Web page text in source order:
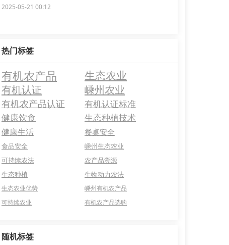
2025-05-21 00:12
热门标签
有机农产品 生态农业
有机认证 嵊州农业
有机农产品认证 有机认证标准
健康饮食 生态种植技术
健康生活 餐桌安全
食品安全
嵊州生态农业
可持续农法
农产品溯源
生态种植
生物动力农法
生态农业优势
嵊州有机农产品
可持续农业
有机农产品选购
随机标签